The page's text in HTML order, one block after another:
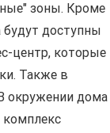
зоны. Кроме
доступны
центр, которые
Также в
окружении дома